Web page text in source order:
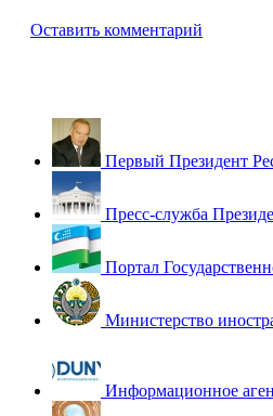
Оставить комментарий
Первый Президент
Пресс-служба
Портал
Министерство
Информационное